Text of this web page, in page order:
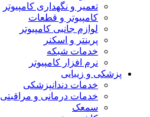
تعمیر و نگهداری کامپیوتر
کامپیوتر و قطعات
لوازم جانبی کامپیوتر
پرینتر و اسکنر
خدمات شبکه
نرم افزار کامپیوتر
پزشکی و زیبایی
خدمات دندانپزشکی
خدمات درمانی و مراقبتی
سمعک